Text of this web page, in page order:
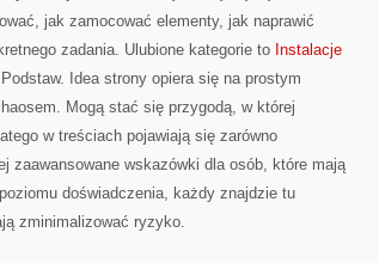
jak zamocować elementy, jak naprawić
zadania. Ulubione kategorie to Instalacje
Idea strony opiera się na prostym
Mogą stać się przygodą, w której
w treściach pojawiają się zarówno
zaawansowane wskazówki dla osób, które mają
doświadczenia, każdy znajdzie tu
zminimalizować ryzyko.